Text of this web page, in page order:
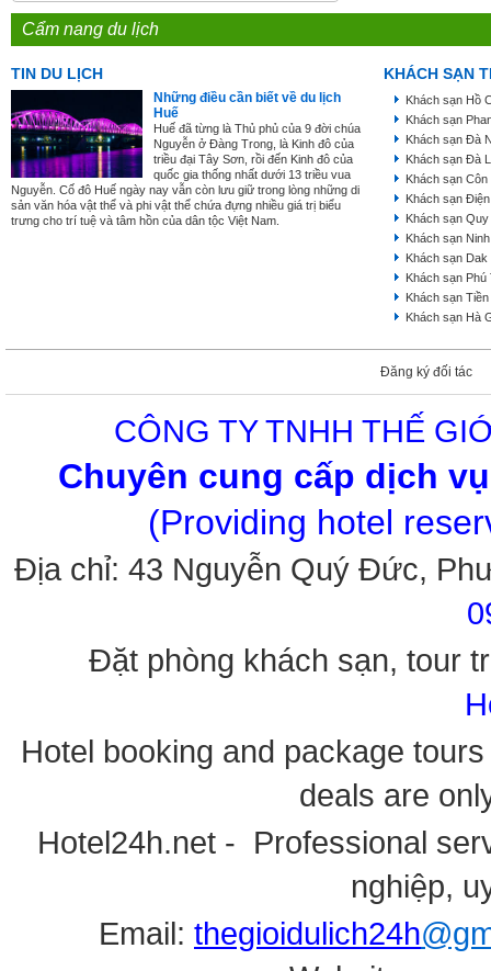
Cẩm nang du lịch
TIN DU LỊCH
Những điều cần biết về du lịch
Huế
Huế đã từng là Thủ phủ của 9 đời chúa
Nguyễn ở Đàng Trong, là Kinh đô của
triều đại Tây Sơn, rồi đến Kinh đô của
quốc gia thống nhất dưới 13 triều vua
Nguyễn. Cố đô Huế ngày nay vẫn còn lưu giữ trong lòng những di
sản văn hóa vật thể và phi vật thể chứa đựng nhiều giá trị biểu
trưng cho trí tuệ và tâm hồn của dân tộc Việt Nam.
KHÁCH SẠN
Khách sạn Hồ
Khách sạn
Khách sạn Đà
Khách sạn Đà
Khách sạn
Khách sạn
Khách sạn
Khách sạn
Khách sạn Dak
Khách sạn Phú
Khách sạn
Khách sạn Hà
Đăng ký đối tác
CÔNG TY TNHH THẾ
Chuyên cung cấp dịch
(Providing hotel
Địa chỉ: 43 Nguyễn Quý Đức,
Đặt phòng khách sạn, tour
Hotel booking and package
deals are
Hotel24h.net - Professional
nghiệp,
Email: thegioidulich24h